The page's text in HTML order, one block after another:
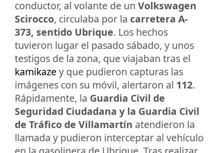
conductor, al volante de un Volkswagen
Scirocco, circulaba por la carretera A-
373, sentido Ubrique. Los hechos
tuvieron lugar el pasado sábado, y unos
testigos de la zona, que viajaban tras el
kamikaze y que pudieron capturas las
imágenes con su móvil, alertaron al 112.
Rápidamente, la Guardia Civil de
Seguridad Ciudadana y la Guardia Civil
de Tráfico de Villamartín atendieron la
llamada y pudieron interceptar al vehículo